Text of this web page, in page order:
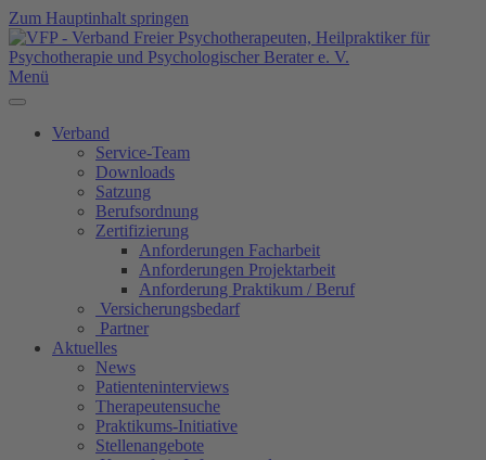
Zum Hauptinhalt springen
Menü
Verband
Service-Team
Downloads
Satzung
Berufsordnung
Zertifizierung
Anforderungen Facharbeit
Anforderungen Projektarbeit
Anforderung Praktikum / Beruf
Versicherungsbedarf
Partner
Aktuelles
News
Patienteninterviews
Therapeutensuche
Praktikums-Initiative
Stellenangebote